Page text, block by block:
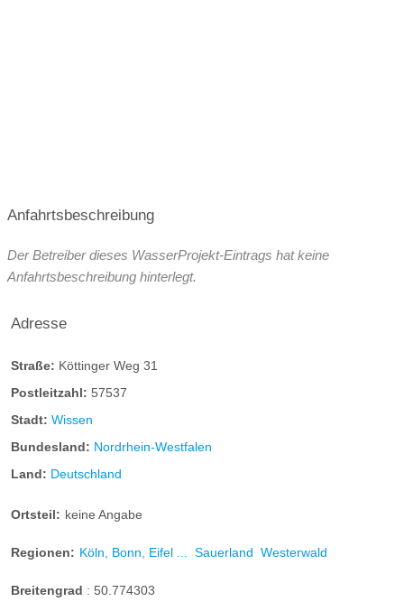
Anfahrtsbeschreibung
Der Betreiber dieses WasserProjekt-Eintrags hat keine
Anfahrtsbeschreibung hinterlegt.
Adresse
Straße: Köttinger Weg 31
Postleitzahl: 57537
Stadt: Wissen
Bundesland: Nordrhein-Westfalen
Land: Deutschland
Ortsteil: keine Angabe
Regionen: Köln, Bonn, Eifel ... Sauerland Westerwald
Breitengrad : 50.774303